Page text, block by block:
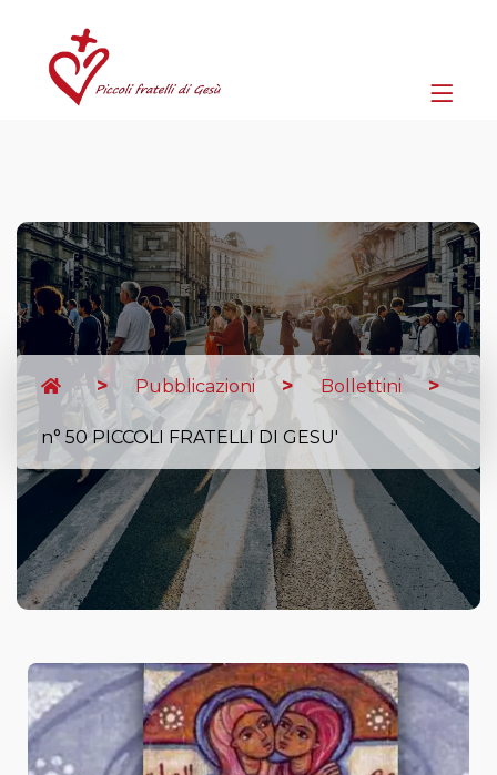
Pubblicazioni Bollettini
n° 50 PICCOLI FRATELLI DI GESU'